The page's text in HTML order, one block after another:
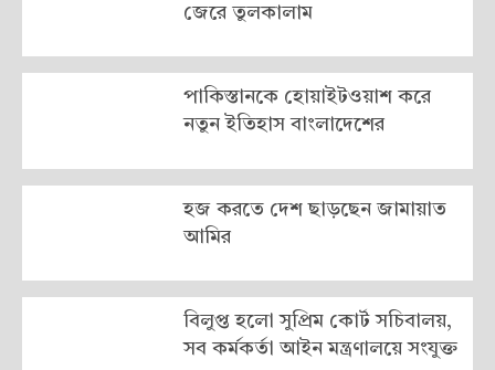
জেরে তুলকালাম
পাকিস্তানকে হোয়াইটওয়াশ করে
নতুন ইতিহাস বাংলাদেশের
হজ করতে দেশ ছাড়ছেন জামায়াত
আমির
বিলুপ্ত হলো সুপ্রিম কোর্ট সচিবালয়,
সব কর্মকর্তা আইন মন্ত্রণালয়ে সংযুক্ত